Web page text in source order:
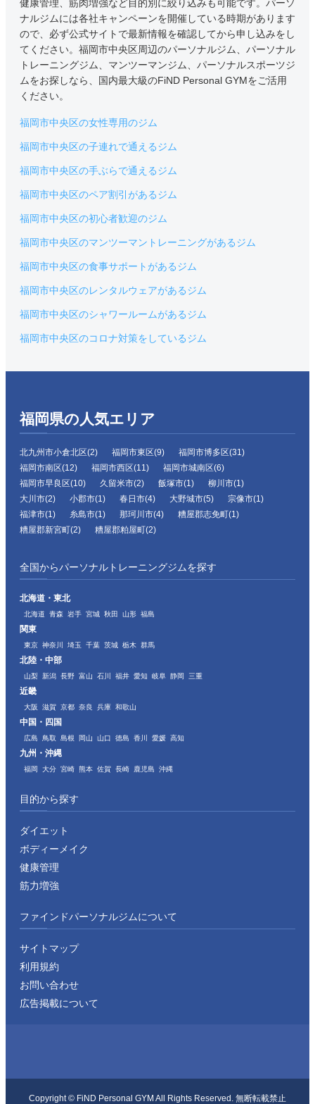
健康管理、筋肉増強など目的別に絞り込みも可能です。パーソ
ナルジムには各社キャンペーンを開催している時期があります
ので、必ず公式サイトで最新情報を確認してから申し込みをし
てください。福岡市中央区周辺のパーソナルジム、パーソナル
トレーニングジム、マンツーマンジム、パーソナルスポーツジ
ムをお探しなら、国内最大級のFiND Personal GYMをご活用
ください。
福岡市中央区の女性専用のジム
福岡市中央区の子連れで通えるジム
福岡市中央区の手ぶらで通えるジム
福岡市中央区のペア割引があるジム
福岡市中央区の初心者歓迎のジム
福岡市中央区のマンツーマントレーニングがあるジム
福岡市中央区の食事サポートがあるジム
福岡市中央区のレンタルウェアがあるジム
福岡市中央区のシャワールームがあるジム
福岡市中央区のコロナ対策をしているジム
福岡県の人気エリア
北九州市小倉北区(2) 福岡市東区(9)
福岡市博多区(31)
福岡市南区(12)
福岡市西区(11)
福岡市城南区(6)
福岡市早良区(10)
久留米市(2) 飯塚市(1)
柳川市(1)
大川市(2)
小郡市(1) 春日市(4) 大野城市(5)
宗像市(1)
福津市(1)
糸島市(1) 那珂川市(4)
糟屋郡志免町(1)
糟屋郡新宮町(2)
糟屋郡粕屋町(2)
全国からパーソナルトレーニングジムを探す
北海道・東北
北海道 青森 岩手 宮城 秋田 山形 福島
関東
東京 神奈川 埼玉 千葉 茨城 栃木 群馬
北陸・中部
山梨 新潟 長野 富山 石川 福井 愛知 岐阜 静岡 三重
近畿
大阪 滋賀 京都 奈良 兵庫 和歌山
中国・四国
広島 鳥取 島根 岡山 山口 徳島 香川 愛媛 高知
九州・沖縄
福岡 大分 宮崎 熊本 佐賀 長崎 鹿児島 沖縄
目的から探す
ダイエット
ボディーメイク
健康管理
筋力増強
ファインドパーソナルジムについて
サイトマップ
利用規約
お問い合わせ
広告掲載について
Copyright ©︎ FiND Personal GYM All Rights Reserved. 無断転載禁止